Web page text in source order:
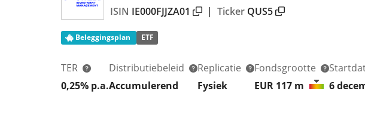
ISIN IE000FJJZA01 | Ticker QUS5
Beleggingsplan ETF
TER
0,25% p.a.
Distributiebeleid
Accumulerend
Replicatie
Fysiek
Fondsgrootte
EUR 117 m
6